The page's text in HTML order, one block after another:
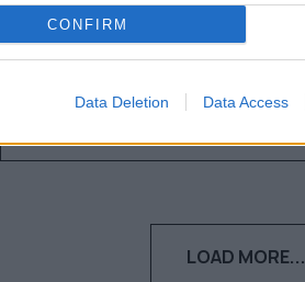
CONFIRM
Data Deletion Data Access
τεχνητ...
21.09.2023
LOAD MORE...